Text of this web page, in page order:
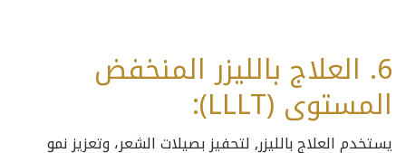
6. العلاج بالليزر المنخفض
المستوى (LLLT):
يستخدم العلاج بالليزر, لتحفيز بصيلات الشعر، وتعزيز نمو